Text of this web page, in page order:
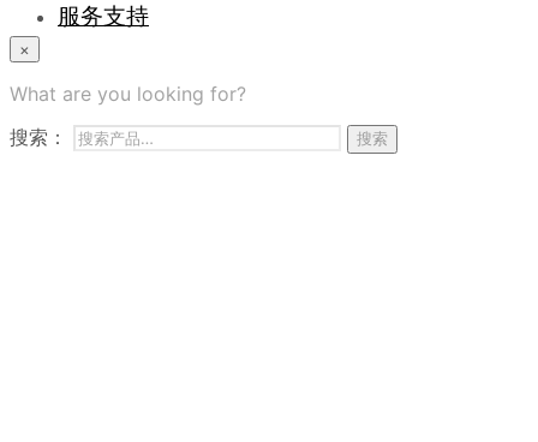
服务支持
常见问题
商务合作
×
What are you looking for?
搜索：
搜索